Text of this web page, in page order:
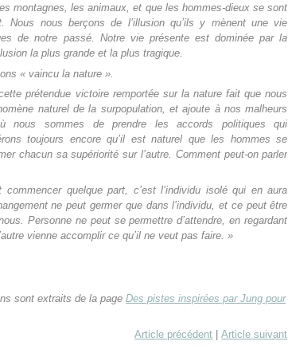
montagnes, les animaux, et que les hommes-dieux se sont
Nous nous berçons de l’illusion qu’ils y mènent une vie
de notre passé. Notre vie présente est dominée par la
la plus grande et la plus tragique.
« vaincu la nature ».
prétendue victoire remportée sur la nature fait que nous
naturel de la surpopulation, et ajoute à nos malheurs
nous sommes de prendre les accords politiques qui
toujours encore qu’il est naturel que les hommes se
chacun sa supériorité sur l’autre. Comment peut-on parler
quelque part, c’est l’individu isolé qui en aura
ne peut germer que dans l’individu, et ce peut être
Personne ne peut se permettre d’attendre, en regardant
vienne accomplir ce qu’il ne veut pas faire. »
sont extraits de la pageDes pistes inspirées par Jung pour
Article précédent |Article suivant